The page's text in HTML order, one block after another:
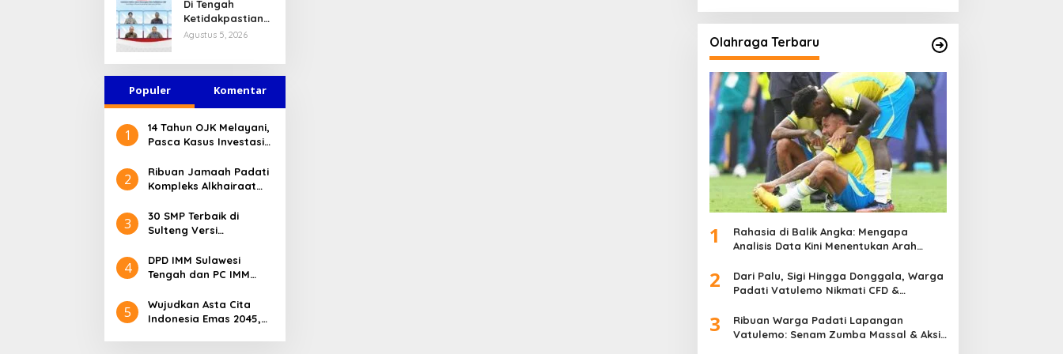
Sudah Terurai
Dicabik Buaya
Ketahanan
Modal Tetap
Kokoh Juni 2026
Di Tengah
Ketidakpastian
Global, OJK
Jasa Keuangan
Tetap Terjaga
Agustus 5, 2026
Populer Komentar
1
14 Tahun OJK Melayani,
Pasca Kasus Investasi
Sulteng Menilai Peran
OJK Sangat Penting
2
Ribuan Jamaah Padati
Kompleks Alkhairaat
Nasional dan Daerah
Hadir
3
30 SMP Terbaik di
Sulteng Versi
4
DPD IMM Sulawesi
Tengah dan PC IMM
Mantan Kapolresta
Palu
5
Wujudkan Asta Cita
Indonesia Emas 2045,
Olahraga Terbaru
1
Rahasia di Balik Angka: Mengapa
Analisis Data Kini Menentukan Arah
2
Dari Palu, Sigi Hingga Donggala, Warga
Padati Vatulemo Nikmati CFD &
3
Ribuan Warga Padati Lapangan
Vatulemo: Senam Zumba Massal & Aksi